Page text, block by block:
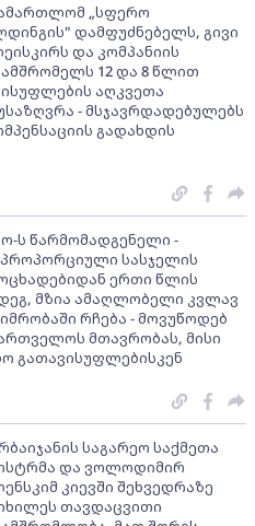
„სფერო
დამფუძნებელს, გივი
და კომპანიის
12 და 8 წლით
აღკვეთა
- მსჯავრდადებულებს
გადახდის
ს წარმომადგენელი -
სასჯელის
ერთი წლის
მზია ამაღლობელი კვლავ
რჩება - მოვუწოდებ
მთავრობას, მისი
გათავისუფლებისკენ
საგარეო საქმეთა
და ვოლოდიმირ
კიევში შეხვედრაზე
თავდაცვითი